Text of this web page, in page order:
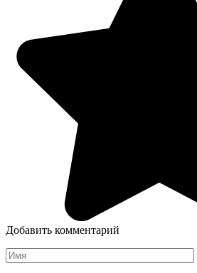
Добавить комментарий
Имя
*